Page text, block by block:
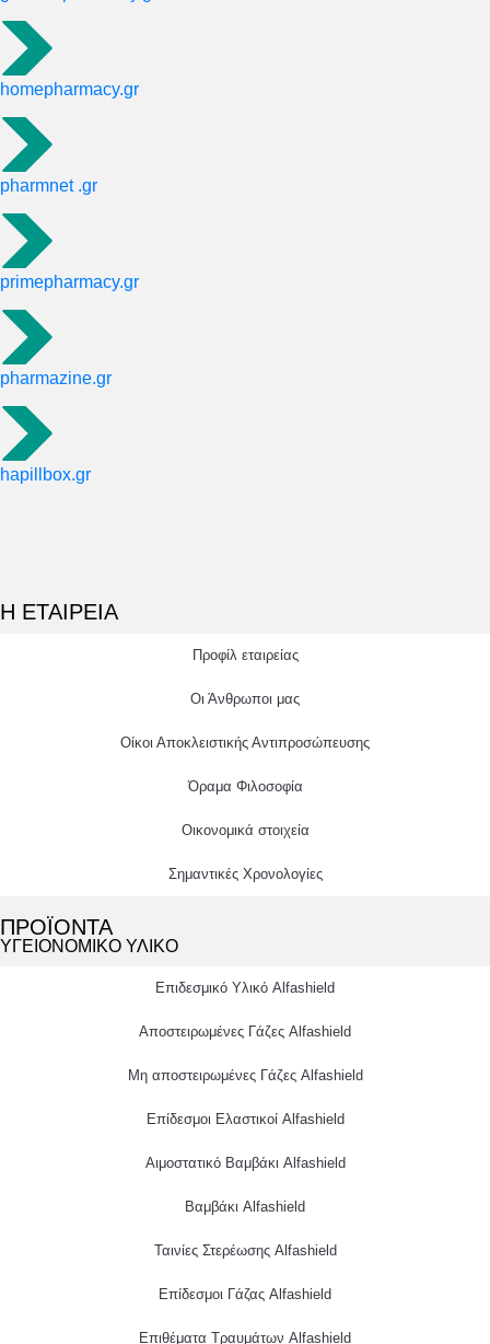
homepharmacy.gr
pharmnet .gr
primepharmacy.gr
pharmazine.gr
hapillbox.gr
Η ΕΤΑΙΡΕΙΑ
Προφίλ εταιρείας
Οι Άνθρωποι μας
Οίκοι Αποκλειστικής Αντιπροσώπευσης
Όραμα Φιλοσοφία
Οικονομικά στοιχεία
Σημαντικές Χρονολογίες
ΠΡΟΪΟΝΤΑ
ΥΓΕΙΟΝΟΜΙΚΟ ΥΛΙΚΟ
Επιδεσμικό Υλικό Alfashield
Αποστειρωμένες Γάζες Alfashield
Μη αποστειρωμένες Γάζες Alfashield
Επίδεσμοι Ελαστικοί Alfashield
Αιμοστατικό Βαμβάκι Alfashield
Βαμβάκι Alfashield
Ταινίες Στερέωσης Alfashield
Επίδεσμοι Γάζας Alfashield
Επιθέματα Τραυμάτων Alfashield